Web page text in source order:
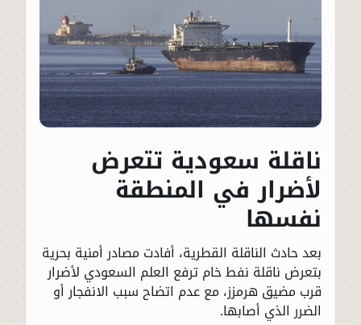
ناقلة سعودية تتعرض
لأضرار في المنطقة
نفسها
بعد حادث الناقلة القطرية، أفادت مصادر أمنية بحرية
بتعرض ناقلة نفط خام ترفع العلم السعودي لأضرار
قرب مضيق هرمزز، مع عدم اتضاح سبب الانفجار أو
الضرر الذي أصابها.